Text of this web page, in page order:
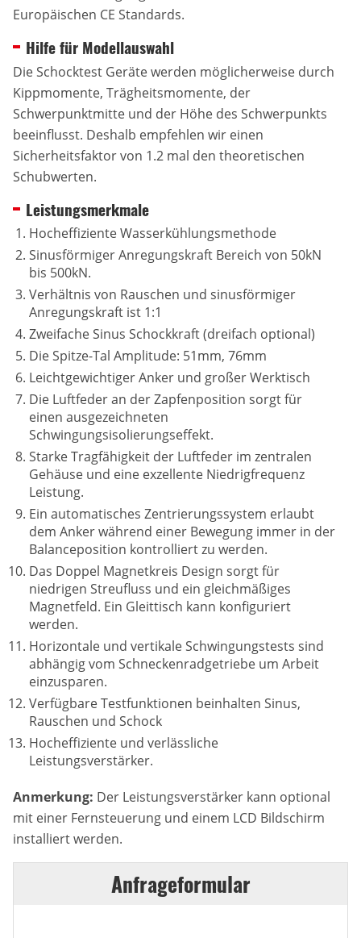
Europäischen CE Standards.
Hilfe für Modellauswahl
Die Schocktest Geräte werden möglicherweise durch
Kippmomente, Trägheitsmomente, der
Schwerpunktmitte und der Höhe des Schwerpunkts
beeinflusst. Deshalb empfehlen wir einen
Sicherheitsfaktor von 1.2 mal den theoretischen
Schubwerten.
Leistungsmerkmale
Hocheffiziente Wasserkühlungsmethode
Sinusförmiger Anregungskraft Bereich von 50kN
bis 500kN.
Verhältnis von Rauschen und sinusförmiger
Anregungskraft ist 1:1
Zweifache Sinus Schockkraft (dreifach optional)
Die Spitze-Tal Amplitude: 51mm, 76mm
Leichtgewichtiger Anker und großer Werktisch
Die Luftfeder an der Zapfenposition sorgt für
einen ausgezeichneten
Schwingungsisolierungseffekt.
Starke Tragfähigkeit der Luftfeder im zentralen
Gehäuse und eine exzellente Niedrigfrequenz
Leistung.
Ein automatisches Zentrierungssystem erlaubt
dem Anker während einer Bewegung immer in der
Balanceposition kontrolliert zu werden.
Das Doppel Magnetkreis Design sorgt für
niedrigen Streufluss und ein gleichmäßiges
Magnetfeld. Ein Gleittisch kann konfiguriert
werden.
Horizontale und vertikale Schwingungstests sind
abhängig vom Schneckenradgetriebe um Arbeit
einzusparen.
Verfügbare Testfunktionen beinhalten Sinus,
Rauschen und Schock
Hocheffiziente und verlässliche
Leistungsverstärker.
Anmerkung: Der Leistungsverstärker kann optional
mit einer Fernsteuerung und einem LCD Bildschirm
installiert werden.
Anfrageformular